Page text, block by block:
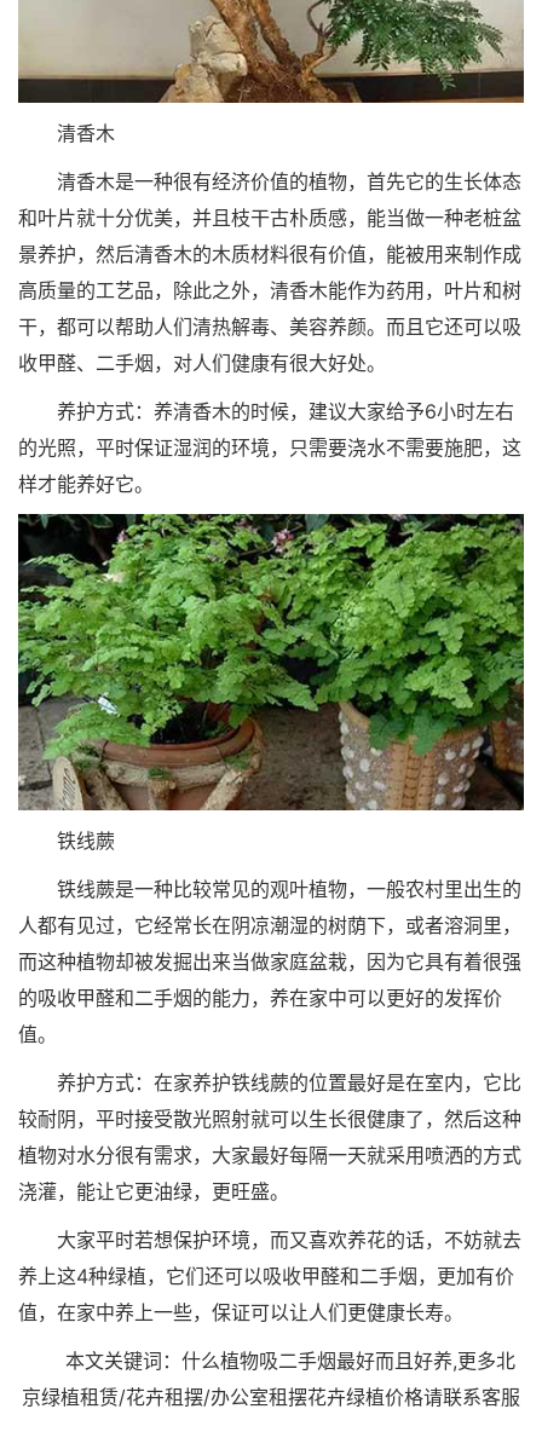
清香木
清香木是一种很有经济价值的植物，首先它的生长体态
和叶片就十分优美，并且枝干古朴质感，能当做一种老桩盆
景养护，然后清香木的木质材料很有价值，能被用来制作成
高质量的工艺品，除此之外，清香木能作为药用，叶片和树
干，都可以帮助人们清热解毒、美容养颜。而且它还可以吸
收甲醛、二手烟，对人们健康有很大好处。
养护方式：养清香木的时候，建议大家给予6小时左右
的光照，平时保证湿润的环境，只需要浇水不需要施肥，这
样才能养好它。
铁线蕨
铁线蕨是一种比较常见的观叶植物，一般农村里出生的
人都有见过，它经常长在阴凉潮湿的树荫下，或者溶洞里，
而这种植物却被发掘出来当做家庭盆栽，因为它具有着很强
的吸收甲醛和二手烟的能力，养在家中可以更好的发挥价
值。
养护方式：在家养护铁线蕨的位置最好是在室内，它比
较耐阴，平时接受散光照射就可以生长很健康了，然后这种
植物对水分很有需求，大家最好每隔一天就采用喷洒的方式
浇灌，能让它更油绿，更旺盛。
大家平时若想保护环境，而又喜欢养花的话，不妨就去
养上这4种绿植，它们还可以吸收甲醛和二手烟，更加有价
值，在家中养上一些，保证可以让人们更健康长寿。
本文关键词：什么植物吸二手烟最好而且好养,更多北
京绿植租赁/花卉租摆/办公室租摆花卉绿植价格请联系客服